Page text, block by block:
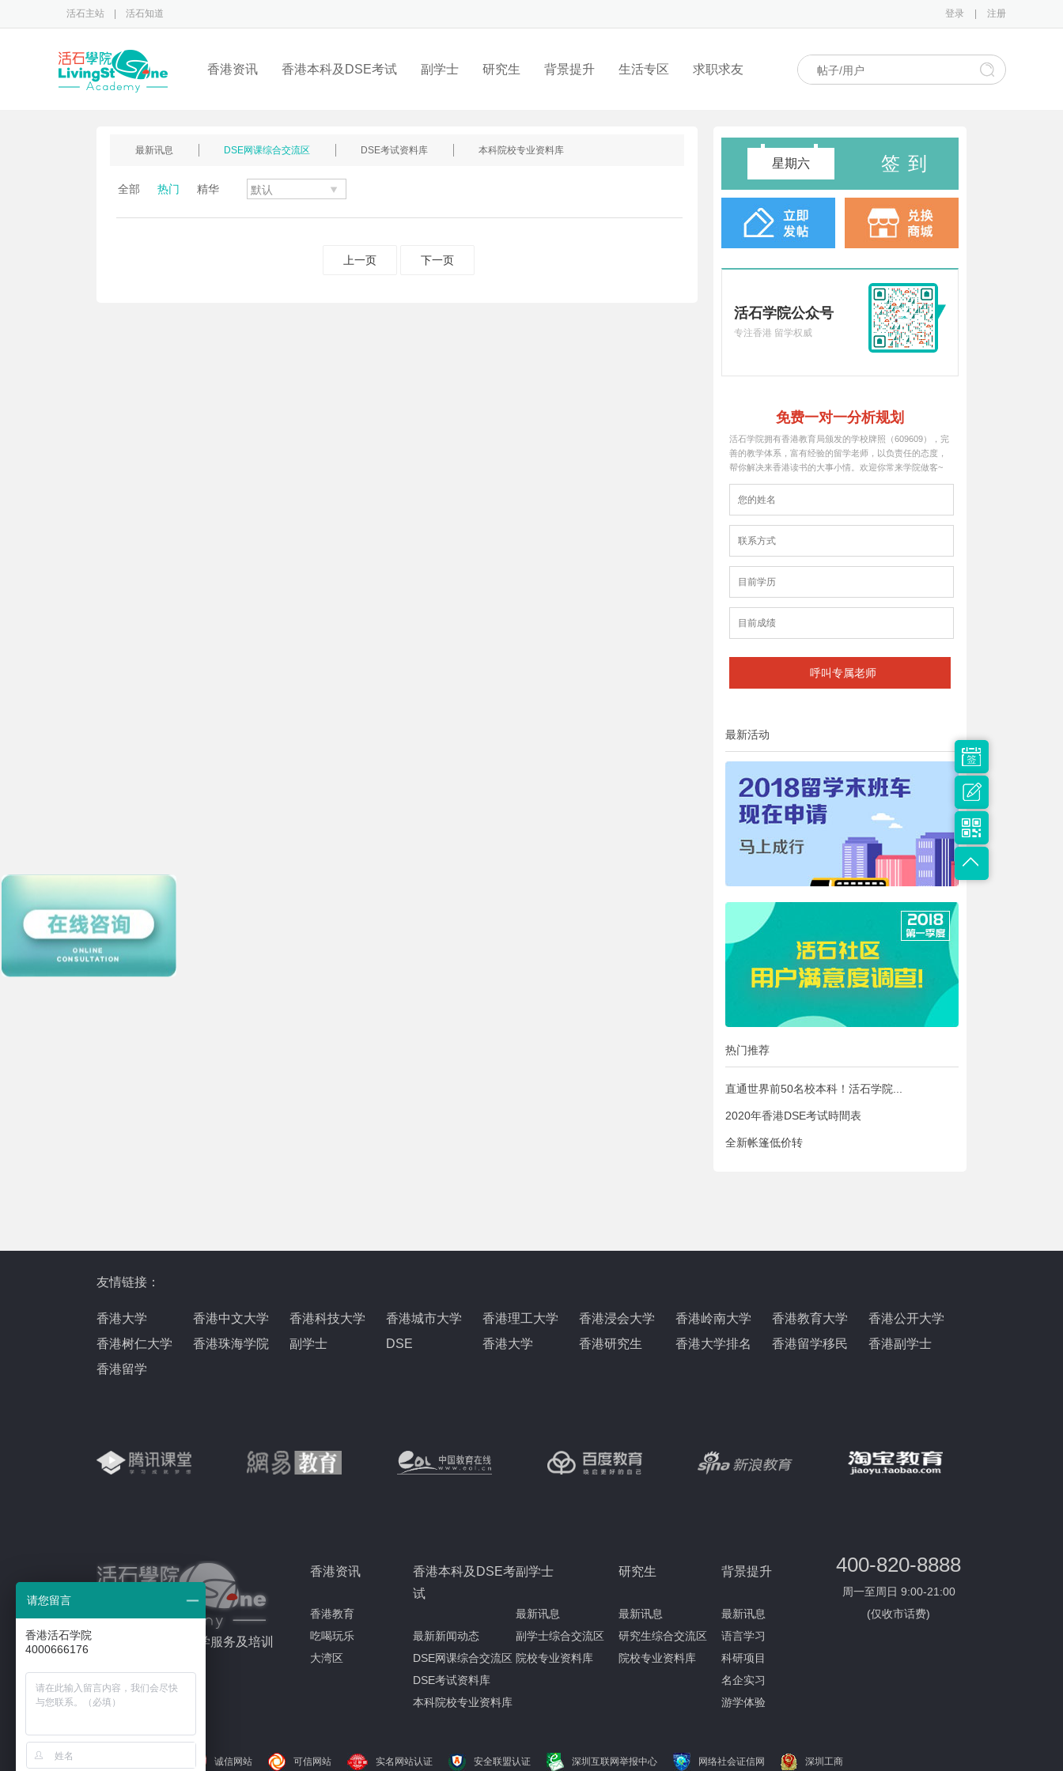
活石主站 活石知道 登录 注册
香港资讯 香港本科及DSE考试 副学士 研究生 背景提升 生活专区 求职求友
最新讯息 DSE网课综合交流区 DSE考试资料库 本科院校专业资料库
全部 热门 精华
上一页 下一页
星期六 签到
活石学院公众号
专注香港 留学权威
免费一对一分析规划
活石学院拥有香港教育局颁发的学校牌照（609609），完
善的教学体系，富有经验的留学老师，以负责任的态度，
帮你解决来香港读书的大事小情。欢迎你常来学院做客~
最新活动
热门推荐
直通世界前50名校本科！活石学院...
2020年香港DSE考试時間表
全新帐篷低价转
友情链接：
香港大学 香港中文大学 香港科技大学 香港城市大学 香港理工大学 香港浸会大学 香港岭南大学 香港教育大学
香港公开大学
香港树仁大学
香港珠海学院 副学士 DSE 香港大学 香港研究生 香港大学排名 香港留学移民
香港副学士
香港留学
专注于香港留学升学服务及培训
香港资讯
香港教育
吃喝玩乐
大湾区
香港本科及DSE考
试
最新新闻动态
DSE网课综合交流区
DSE考试资料库
本科院校专业资料库
副学士
最新讯息
副学士综合交流区
院校专业资料库
研究生
最新讯息
研究生综合交流区
院校专业资料库
背景提升
最新讯息
语言学习
科研项目
名企实习
游学体验
400-820-8888
周一至周日 9:00-21:00
(仅收市话费)
诚信网站 可信网站 实名网站认证 安全联盟认证 深圳互联网举报中心 网络社会证信网 深圳工商
请您留言
香港活石学院
4000666176